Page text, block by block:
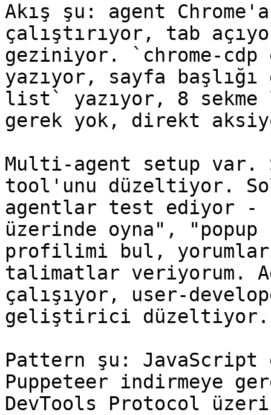
Akış şu: agent
çalıştırıyor, tab
geziniyor. `chrome-
yazıyor, sayfa
list` yazıyor, 8 sekme
gerek yok, direkt
Multi-agent setup var.
tool'unu düzeltiyor.
agentlar test ediyor -
üzerinde oyna",
profilimi bul,
talimatlar veriyorum.
çalışıyor, user-
geliştirici düzeltiyor.
Pattern şu:
Puppeteer indirmeye
DevTools Protocol